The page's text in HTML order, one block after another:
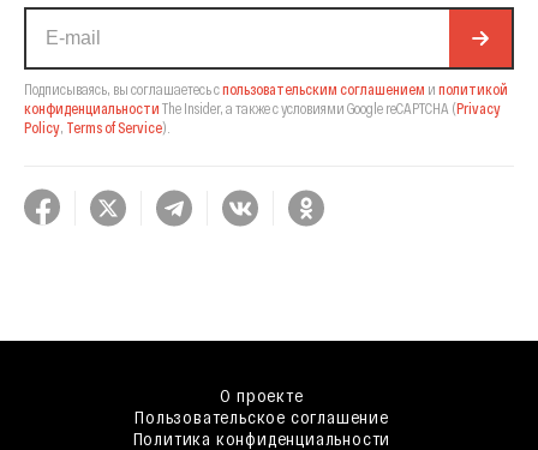
Подписываясь, вы соглашаетесь спользовательским соглашением и политикой
конфиденциальности The Insider, а также с условиями Google reCAPTCHA (Privacy
Policy Terms of Service).
О проекте
Пользовательское соглашение
Политика конфиденциальности